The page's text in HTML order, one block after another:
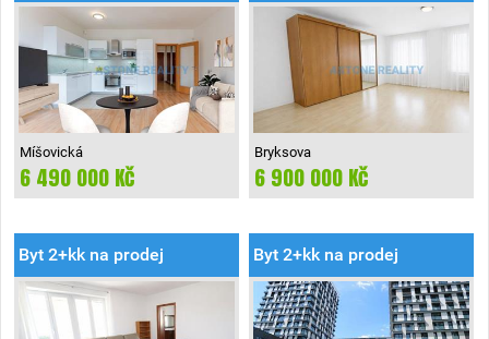
Míšovická
Praha-Zličín
6 490 000 Kč
Bryksova
Praha 14
6 900 000 Kč
Byt 2+kk na prodej Byt 2+kk na prodej